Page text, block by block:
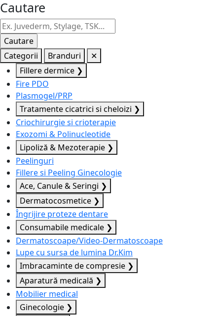
Cautare
Categorii Branduri
✕
Fillere dermice ❯
Fire PDO
Plasmogel/PRP
Tratamente cicatrici si cheloizi ❯
Criochirurgie si crioterapie
Exozomi & Polinucleotide
Lipoliză & Mezoterapie ❯
Peelinguri
Fillere si Peeling Ginecologie
Ace, Canule & Seringi ❯
Dermatocosmetice ❯
Îngrijire proteze dentare
Consumabile medicale ❯
Dermatoscoape/Video-Dermatoscoape
Lupe cu sursa de lumina Dr.Kim
Imbracaminte de compresie ❯
Aparatură medicală ❯
Mobilier medical
Ginecologie ❯